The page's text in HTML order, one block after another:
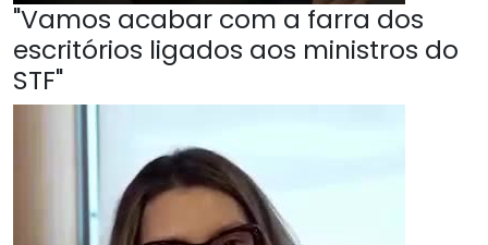
"Vamos acabar com a farra dos
escritórios ligados aos ministros do
STF"